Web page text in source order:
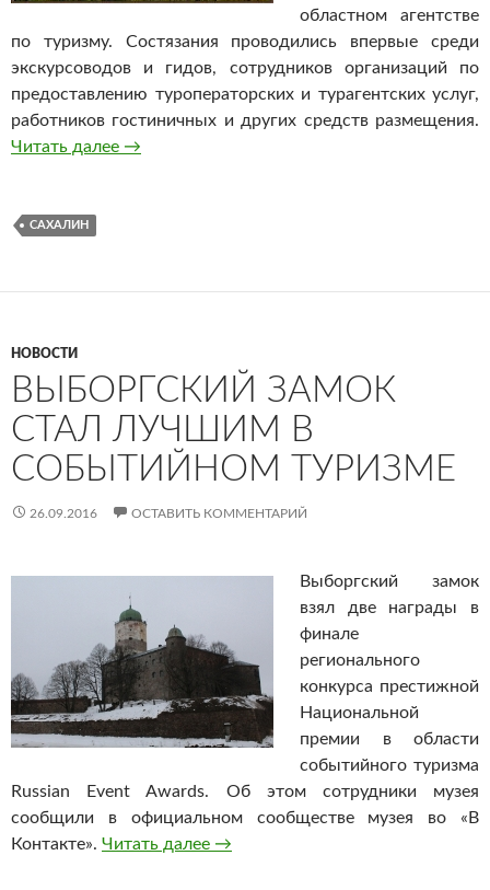
областном агентстве
по туризму. Состязания проводились впервые среди
экскурсоводов и гидов, сотрудников организаций по
предоставлению туроператорских и турагентских услуг,
работников гостиничных и других средств размещения.
Читать далее На Сахалине назвали лучших
→
САХАЛИН
НОВОСТИ
ВЫБОРГСКИЙ ЗАМОК
СТАЛ ЛУЧШИМ В
СОБЫТИЙНОМ ТУРИЗМЕ
26.09.2016 ОСТАВИТЬ КОММЕНТАРИЙ
Выборгский замок
взял две награды в
финале
регионального
конкурса престижной
Национальной
премии в области
событийного туризма
Russian Event Awards. Об этом сотрудники музея
сообщили в официальном сообществе музея во «В
Контакте». Читать далее Выборгский замок стал лучшим
→